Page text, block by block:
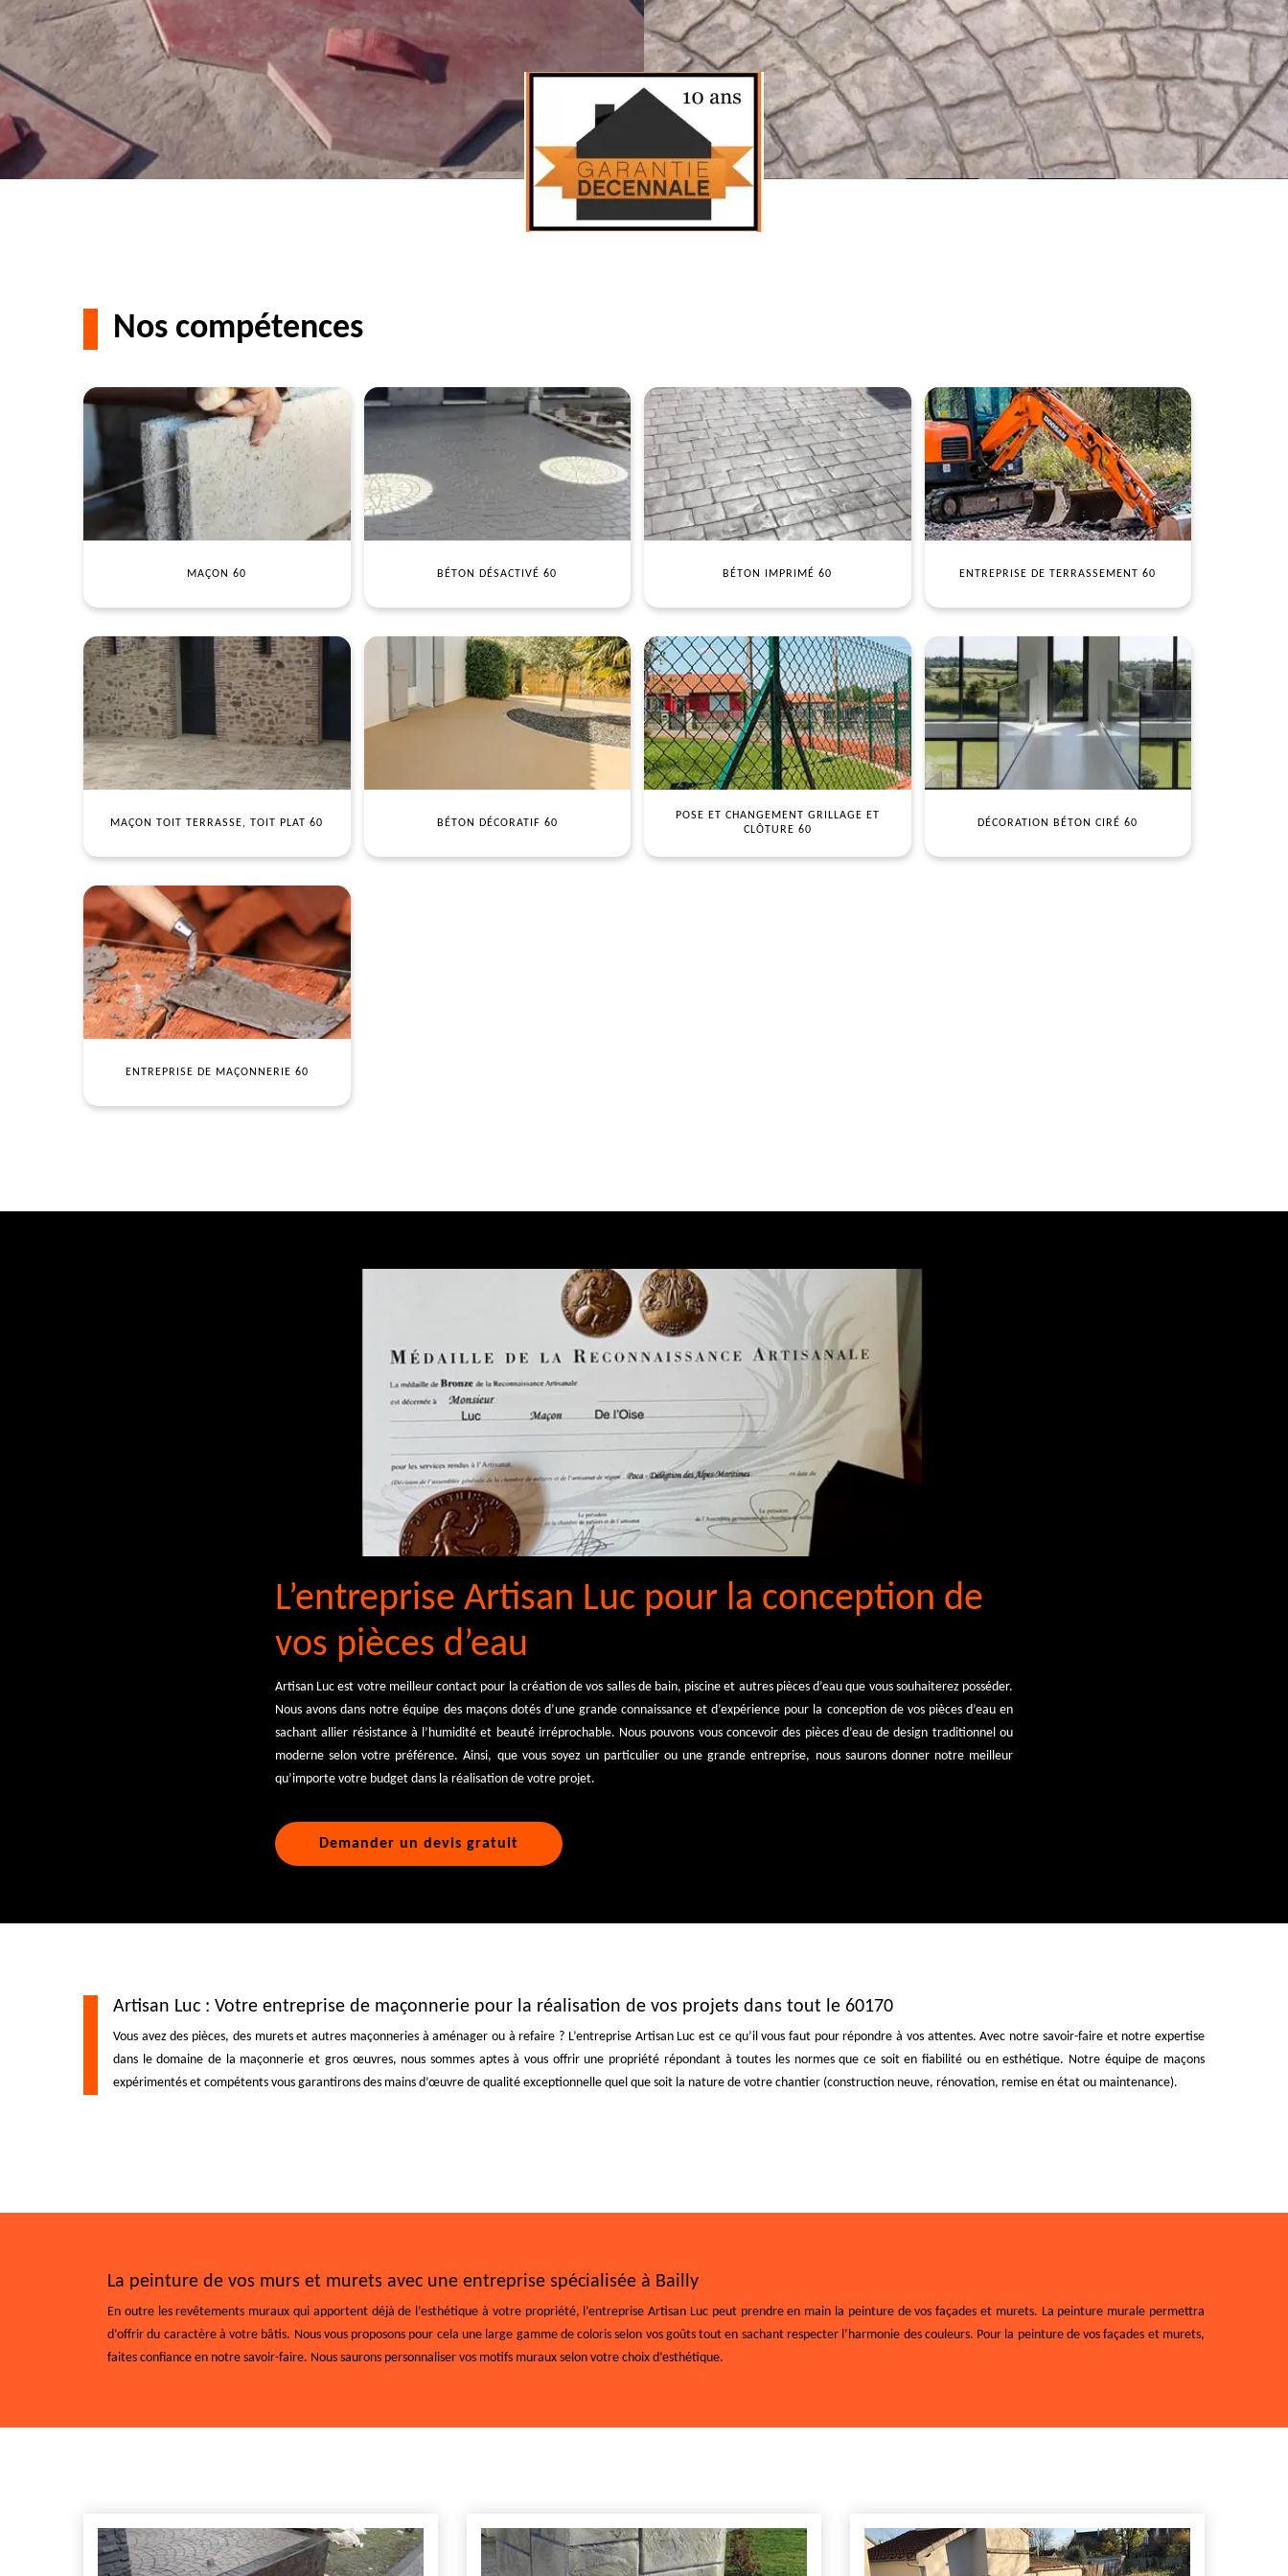
Nos compétences
MAÇON 60 BÉTON DÉSACTIVÉ 60 BÉTON IMPRIMÉ 60 ENTREPRISE DE TERRASSEMENT 60
MAÇON TOIT TERRASSE, TOIT PLAT 60 BÉTON DÉCORATIF 60
POSE ET CHANGEMENT GRILLAGE ET
CLÔTURE 60
DÉCORATION BÉTON CIRÉ 60
ENTREPRISE DE MAÇONNERIE 60
L’entreprise Artisan Luc pour la conception de
vos pièces d’eau
Artisan Luc est votre meilleur contact pour la création de vos salles de bain, piscine et autres pièces d’eau que vous souhaiterez posséder.
Nous avons dans notre équipe des maçons dotés d’une grande connaissance et d’expérience pour la conception de vos pièces d’eau en
sachant allier résistance à l’humidité et beauté irréprochable. Nous pouvons vous concevoir des pièces d’eau de design traditionnel ou
moderne selon votre préférence. Ainsi, que vous soyez un particulier ou une grande entreprise, nous saurons donner notre meilleur
qu’importe votre budget dans la réalisation de votre projet.
Demander un devis gratuit
Artisan Luc : Votre entreprise de maçonnerie pour la réalisation de vos projets dans tout le 60170
Vous avez des pièces, des murets et autres maçonneries à aménager ou à refaire ? L’entreprise Artisan Luc est ce qu’il vous faut pour répondre à vos attentes. Avec notre savoir-faire et notre expertise
dans le domaine de la maçonnerie et gros œuvres, nous sommes aptes à vous offrir une propriété répondant à toutes les normes que ce soit en fiabilité ou en esthétique. Notre équipe de maçons
expérimentés et compétents vous garantirons des mains d’œuvre de qualité exceptionnelle quel que soit la nature de votre chantier (construction neuve, rénovation, remise en état ou maintenance).
La peinture de vos murs et murets avec une entreprise spécialisée à Bailly
En outre les revêtements muraux qui apportent déjà de l’esthétique à votre propriété, l’entreprise Artisan Luc peut prendre en main la peinture de vos façades et murets. La peinture murale permettra
d’offrir du caractère à votre bâtis. Nous vous proposons pour cela une large gamme de coloris selon vos goûts tout en sachant respecter l’harmonie des couleurs. Pour la peinture de vos façades et murets,
faites confiance en notre savoir-faire. Nous saurons personnaliser vos motifs muraux selon votre choix d’esthétique.